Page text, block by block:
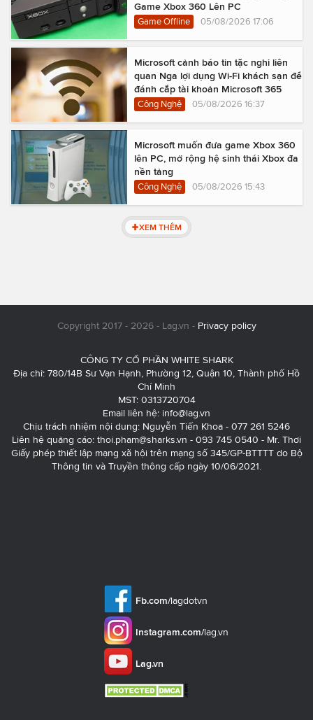
Game Xbox 360 Lên PC
Game Offline 05/08/2026 17:06
Microsoft cảnh báo tin tặc nghi liên
quan Nga lợi dụng Wi-Fi khách sạn để
đánh cắp tài khoản Microsoft 365
Công Nghệ 05/08/2026 16:37
Microsoft muốn đưa game Xbox 360
lên PC, mở rộng hệ sinh thái Xbox đa
nền tảng
Công Nghệ 05/08/2026 15:43
XEM THÊM
Copyright 2017 - 2026 - Lag.vn - Privacy policy
CÔNG TY CỔ PHẦN WHITE SHARK
Địa chỉ: 780/14B Sư Vạn Hạnh, Phường 12, Quận 10, Thành phố Hồ
Chí Minh
MST: 0313720704
Email liên hệ: info@lag.vn
Chịu trách nhiệm nội dung: Nguyễn Tiến Khoa - 077 261 5246
Liên hệ quảng cáo: thoi.pham@sharks.vn - 093 745 0540 - Mr. Thơi
Giấy phép thiết lập mạng xã hội trên mạng số 345/GP-BTTTT do Bộ
Thông tin và Truyền thông cấp ngày 10/06/2021.
Fb.com/lagdotvn
Instagram.com/lag.vn
Lag.vn